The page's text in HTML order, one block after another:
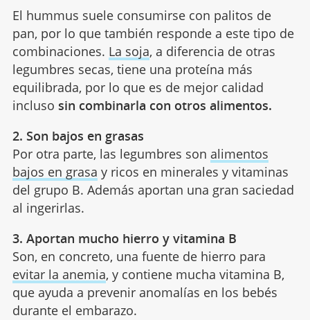
El hummus suele consumirse con palitos de
pan, por lo que también responde a este tipo de
combinaciones. La soja, a diferencia de otras
legumbres secas, tiene una proteína más
equilibrada, por lo que es de mejor calidad
incluso sin combinarla con otros alimentos.
2. Son bajos en grasas
Por otra parte, las legumbres son alimentos
bajos en grasa y ricos en minerales y vitaminas
del grupo B. Además aportan una gran saciedad
al ingerirlas.
3. Aportan mucho hierro y vitamina B
Son, en concreto, una fuente de hierro para
evitar la anemia, y contiene mucha vitamina B,
que ayuda a prevenir anomalías en los bebés
durante el embarazo.